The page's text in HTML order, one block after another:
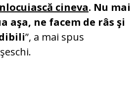
cineva. Nu mai
aşa, ne facem de râs şi
”, a mai spus